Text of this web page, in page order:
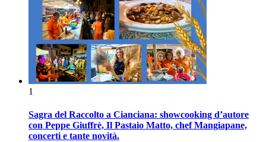
1
Sagra del Raccolto a Cianciana: showcooking d’autore
con Peppe Giuffrè, Il Pastaio Matto, chef Mangiapane,
concerti e tante novità.